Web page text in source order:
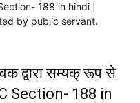
188 in hindi |
by public servant.
द्वारा सम्यक् रूप से
Section- 188 in